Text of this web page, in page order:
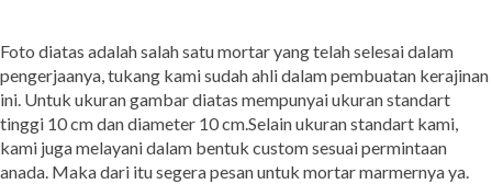
Foto diatas adalah salah satu mortar yang telah selesai dalam
pengerjaanya, tukang kami sudah ahli dalam pembuatan kerajinan
ini. Untuk ukuran gambar diatas mempunyai ukuran standart
tinggi 10 cm dan diameter 10 cm.Selain ukuran standart kami,
kami juga melayani dalam bentuk custom sesuai permintaan
anada. Maka dari itu segera pesan untuk mortar marmernya ya.